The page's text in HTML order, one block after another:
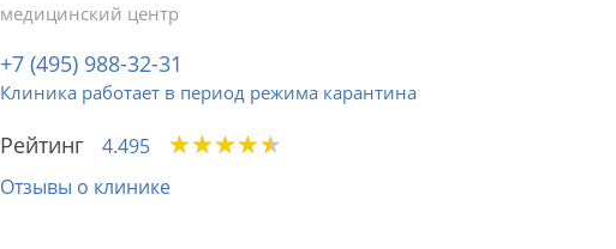
медицинский центр
+7 (495) 988-32-31
Клиника работает в период режима карантина
Рейтинг 4.495 ★★★★★
★★★★★
Отзывы о клинике